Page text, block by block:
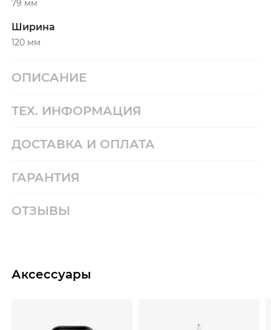
79 мм
Ширина
120 мм
ОПИСАНИЕ
ТЕХ. ИНФОРМАЦИЯ
ДОСТАВКА И ОПЛАТА
ГАРАНТИЯ
ОТЗЫВЫ
Аксессуары